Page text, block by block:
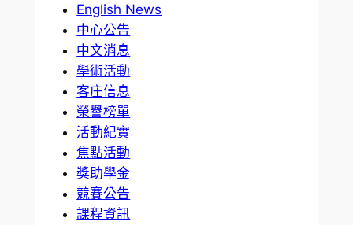
English News
中心公告
中文消息
學術活動
客庄信息
榮譽榜單
活動紀實
焦點活動
獎助學金
競賽公告
課程資訊